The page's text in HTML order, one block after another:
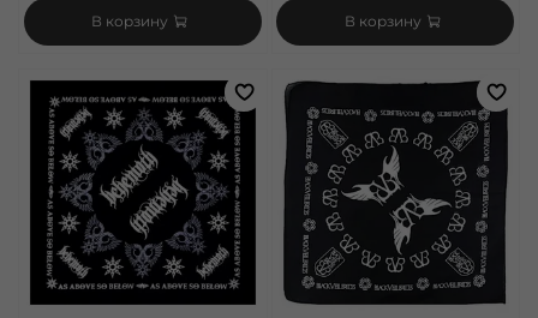
В корзину В корзину